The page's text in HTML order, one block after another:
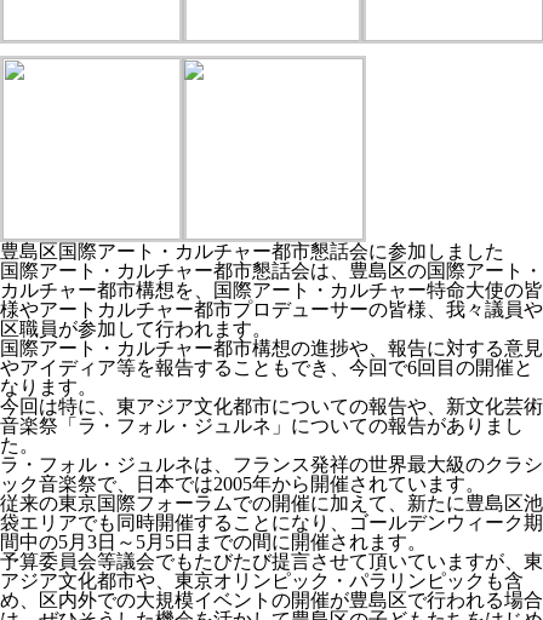
豊島区国際アート・カルチャー都市懇話会に参加しました
国際アート・カルチャー都市懇話会は、豊島区の国際アート・
カルチャー都市構想を、国際アート・カルチャー特命大使の皆
様やアートカルチャー都市プロデューサーの皆様、我々議員や
区職員が参加して行われます。
国際アート・カルチャー都市構想の進捗や、報告に対する意見
やアイディア等を報告することもでき、今回で6回目の開催と
なります。
今回は特に、東アジア文化都市についての報告や、新文化芸術
音楽祭「ラ・フォル・ジュルネ」についての報告がありまし
た。
ラ・フォル・ジュルネは、フランス発祥の世界最大級のクラシ
ック音楽祭で、日本では2005年から開催されています。
従来の東京国際フォーラムでの開催に加えて、新たに豊島区池
袋エリアでも同時開催することになり、ゴールデンウィーク期
間中の5月3日～5月5日までの間に開催されます。
予算委員会等議会でもたびたび提言させて頂いていますが、東
アジア文化都市や、東京オリンピック・パラリンピックも含
め、区内外での大規模イベントの開催が豊島区で行われる場合